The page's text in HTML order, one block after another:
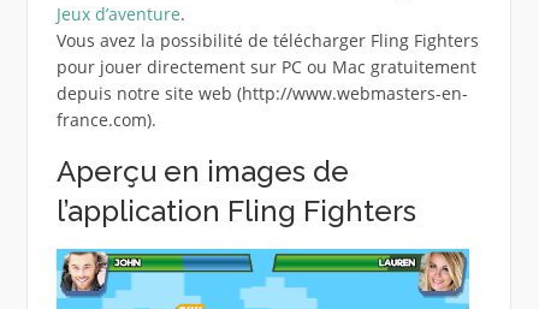
Jeux d’aventure.
Vous avez la possibilité de télécharger Fling Fighters
pour jouer directement sur PC ou Mac gratuitement
depuis notre site web (http://www.webmasters-en-
france.com).
Aperçu en images de
l’application Fling Fighters